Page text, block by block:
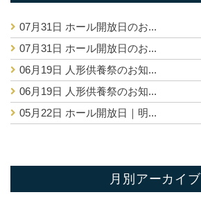
07月31日 ホール開放日のお...
07月31日 ホール開放日のお...
06月19日 人形供養祭のお知...
06月19日 人形供養祭のお知...
05月22日 ホール開放日｜明...
月別アーカイブ